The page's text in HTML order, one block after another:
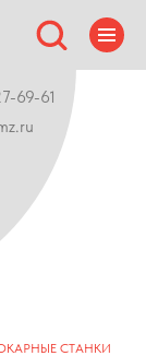
69-61
СТАНКИ